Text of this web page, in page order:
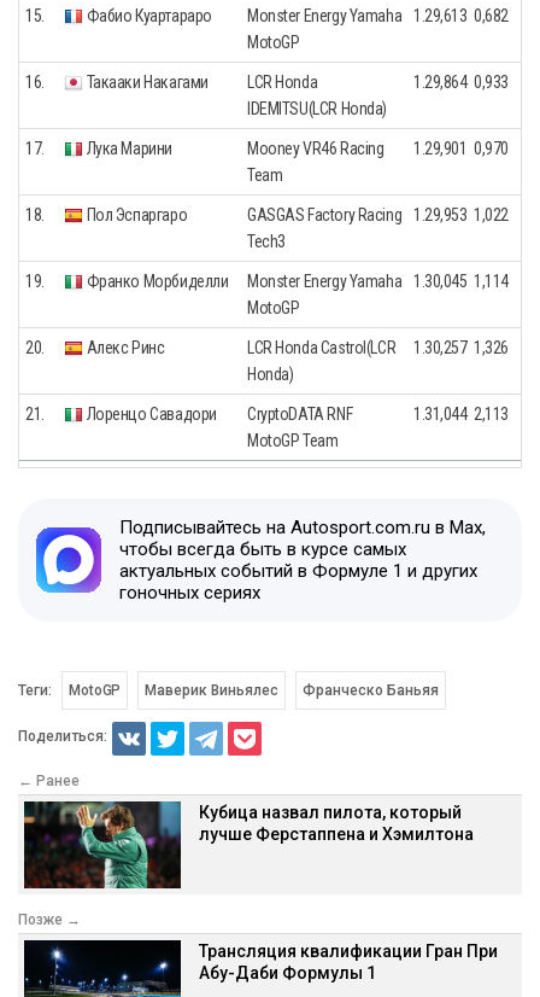
15. Фабио Куартараро
Monster Energy Yamaha
MotoGP
1.29,613 0,682
16. Такааки Накагами
LCR Honda
IDEMITSU(LCR Honda)
1.29,864 0,933
17. Лука Марини
Mooney VR46 Racing
Team
1.29,901 0,970
18. Пол Эспаргаро
GASGAS Factory Racing
Tech3
1.29,953 1,022
19. Франко Морбиделли
Monster Energy Yamaha
MotoGP
1.30,045 1,114
20. Алекс Ринс
LCR Honda Castrol(LCR
Honda)
1.30,257 1,326
21. Лоренцо Савадори
CryptoDATA RNF
MotoGP Team
1.31,044 2,113
Подписывайтесь на Autosport.com.ru в Max,
чтобы всегда быть в курсе самых
актуальных событий в Формуле 1 и других
гоночных сериях
Теги: MotoGP Маверик Виньялес Франческо Баньяя
Поделиться:
← Ранее
Кубица назвал пилота, который
лучше Ферстаппена и Хэмилтона
Позже →
Трансляция квалификации Гран При
Абу-Даби Формулы 1